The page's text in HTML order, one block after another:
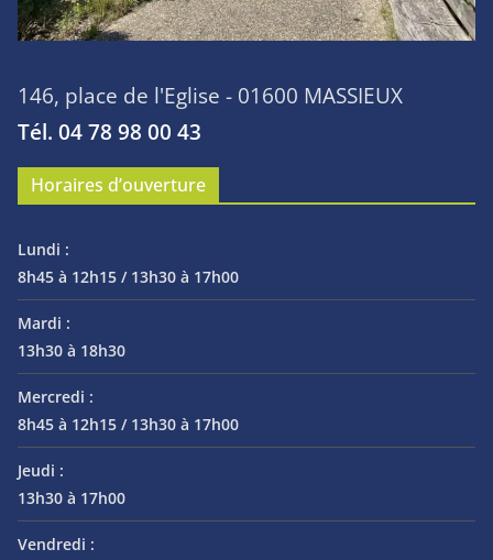
146, place de l'Eglise - 01600 MASSIEUX
Tél. 04 78 98 00 43
Horaires d’ouverture
Lundi :
8h45 à 12h15 / 13h30 à 17h00
Mardi :
13h30 à 18h30
Mercredi :
8h45 à 12h15 / 13h30 à 17h00
Jeudi :
13h30 à 17h00
Vendredi :